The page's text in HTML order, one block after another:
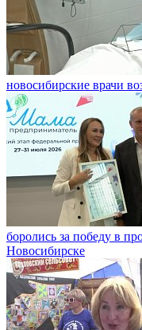
новосибирские врачи
боролись за победу в
Новосибирске